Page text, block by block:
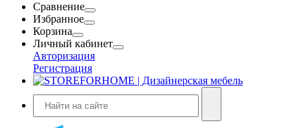
Сравнение
Избранное
Корзина
Личный кабинет
Авторизация
Регистрация